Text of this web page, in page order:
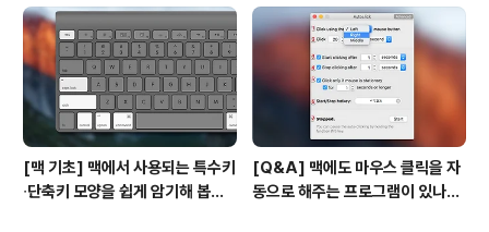
[맥 기초] 맥에서 사용되는 특수키
∙단축키 모양을 쉽게 암기해 봅시
[Q&A] 맥에도 마우스 클릭을 자
동으로 해주는 프로그램이 있나